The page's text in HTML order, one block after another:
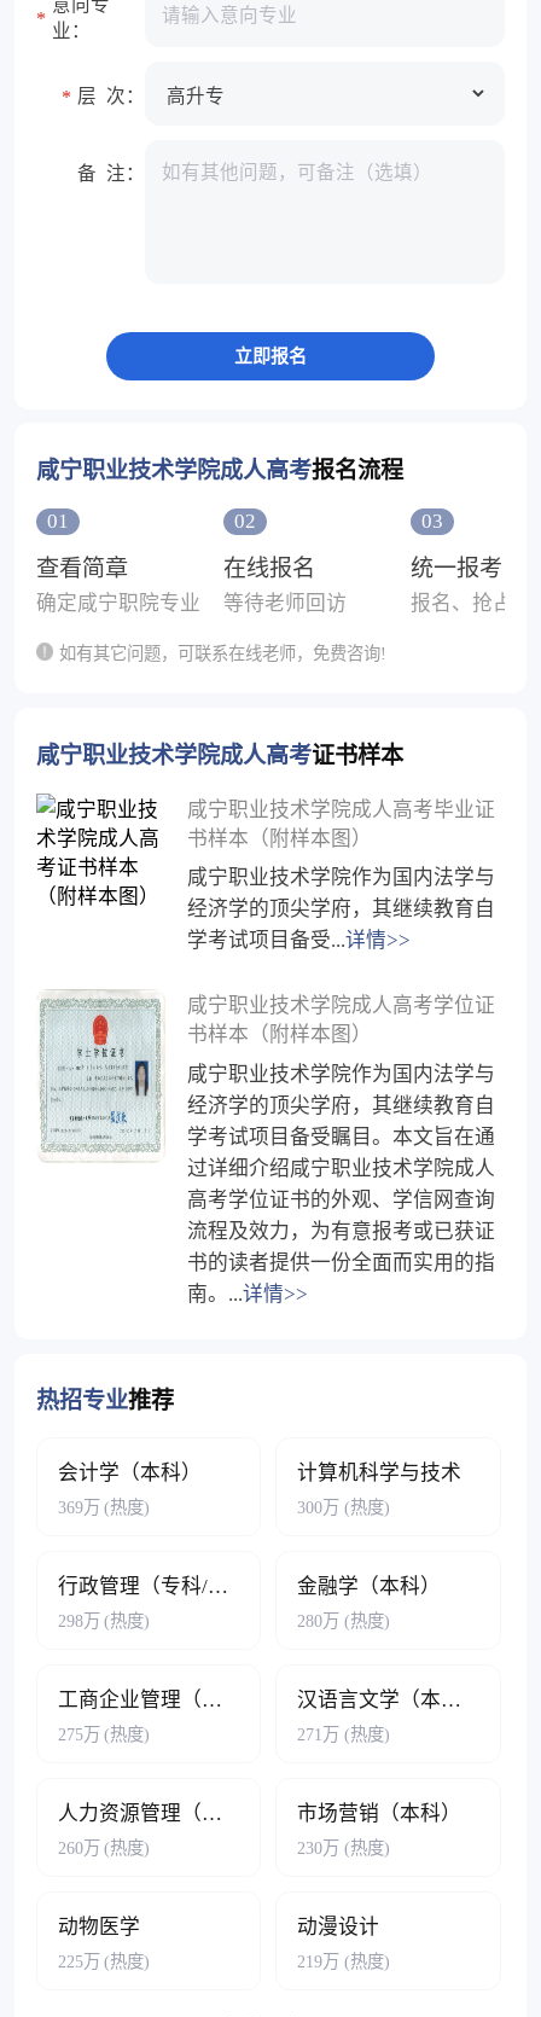
*
意向专
业：
* 层 次：
备 注：
咸宁职业技术学院成人高考报名流程
01
查看简章
确定咸宁职院专业
02
在线报名
等待老师回访
03
统一报考
报名、抢占考
如有其它问题，可联系在线老师，免费咨询!
咸宁职业技术学院成人高考证书样本
咸宁职业技术学院成人高考毕业证
书样本（附样本图）
咸宁职业技术学院作为国内法学与
经济学的顶尖学府，其继续教育自
学考试项目备受...详情>>
咸宁职业技术学院成人高考学位证
书样本（附样本图）
咸宁职业技术学院作为国内法学与
经济学的顶尖学府，其继续教育自
学考试项目备受瞩目。本文旨在通
过详细介绍咸宁职业技术学院成人
高考学位证书的外观、学信网查询
流程及效力，为有意报考或已获证
书的读者提供一份全面而实用的指
南。...详情>>
热招专业推荐
会计学（本科）
369万 (热度)
计算机科学与技术
300万 (热度)
行政管理（专科/本科）
298万 (热度)
金融学（本科）
280万 (热度)
工商企业管理（专科/本科）
275万 (热度)
汉语言文学（本科）
271万 (热度)
人力资源管理（本科）
260万 (热度)
市场营销（本科）
230万 (热度)
动物医学
225万 (热度)
动漫设计
219万 (热度)